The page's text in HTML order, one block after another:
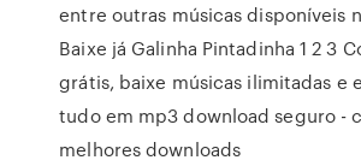
entre outras músicas disponíveis
Baixe já Galinha Pintadinha 1 2 3
grátis, baixe músicas ilimitadas e
tudo em mp3 download seguro -
melhores downloads